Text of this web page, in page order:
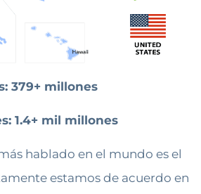
379+ millones
1.4+ mil millones
hablado en el mundo es el
estamos de acuerdo en